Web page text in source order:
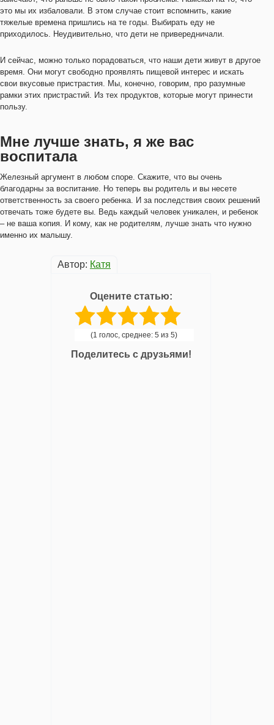
это мы их избаловали. В этом случае стоит вспомнить, какие
тяжелые времена пришлись на те годы. Выбирать еду не
приходилось. Неудивительно, что дети не привередничали.
И сейчас, можно только порадоваться, что наши дети живут в другое
время. Они могут свободно проявлять пищевой интерес и искать
свои вкусовые пристрастия. Мы, конечно, говорим, про разумные
рамки этих пристрастий. Из тех продуктов, которые могут принести
пользу.
Мне лучше знать, я же вас
воспитала
Железный аргумент в любом споре. Скажите, что вы очень
благодарны за воспитание. Но теперь вы родитель и вы несете
ответственность за своего ребенка. И за последствия своих решений
отвечать тоже будете вы. Ведь каждый человек уникален, и ребенок
– не ваша копия. И кому, как не родителям, лучше знать что нужно
именно их малышу.
Автор: Катя
Оцените статью:
(1 голос, среднее: 5 из 5)
Поделитесь с друзьями!